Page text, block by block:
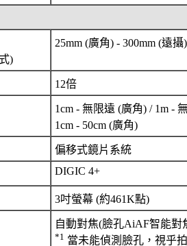
)
25mm (廣角) - 300mm (遠攝)
12倍
1cm - 無限遠 (廣角) / 1m -
1cm - 50cm (廣角)
偏移式鏡片系統
DIGIC 4+
3吋螢幕 (約461K點)
自動對焦(臉孔AiAF智能對
*1 當未能偵測臉孔，視乎